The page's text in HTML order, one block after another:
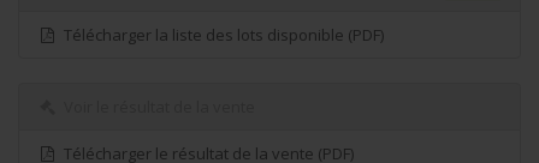
Télécharger la liste des lots disponible (PDF)
Télécharger le résultat de la vente (PDF)